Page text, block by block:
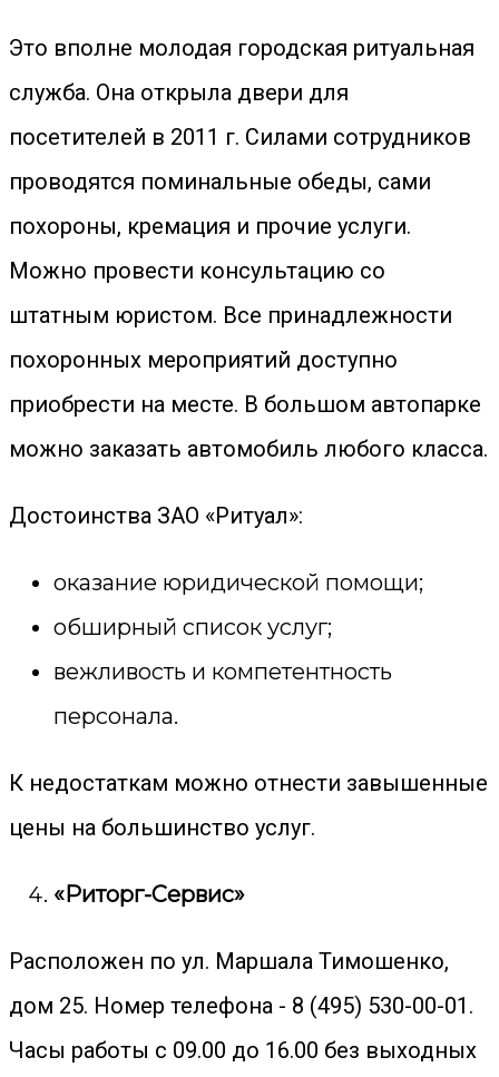
Это вполне молодая городская ритуальная
служба. Она открыла двери для
посетителей в 2011 г. Силами сотрудников
проводятся поминальные обеды, сами
похороны, кремация и прочие услуги.
Можно провести консультацию со
штатным юристом. Все принадлежности
похоронных мероприятий доступно
приобрести на месте. В большом автопарке
можно заказать автомобиль любого класса.
Достоинства ЗАО «Ритуал»:
оказание юридической помощи;
обширный список услуг;
вежливость и компетентность
персонала.
К недостаткам можно отнести завышенные
цены на большинство услуг.
«Риторг-Сервис»
Расположен по ул. Маршала Тимошенко,
дом 25. Номер телефона - 8 (495) 530-00-01.
Часы работы с 09.00 до 16.00 без выходных